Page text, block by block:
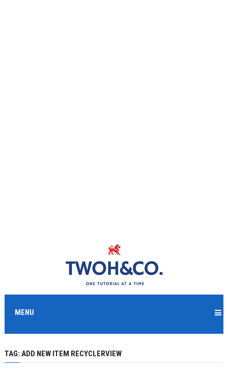
MENU
TAG: ADD NEW ITEM RECYCLERVIEW